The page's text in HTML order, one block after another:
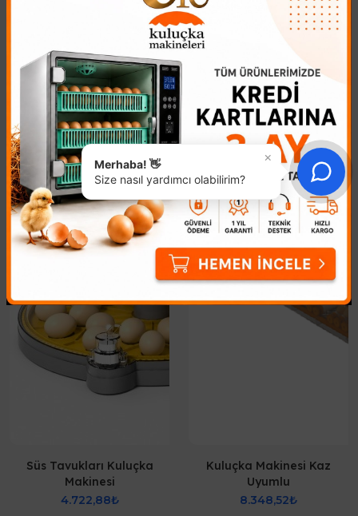
Su Şişesi Sibobu
231,37₺
Kuluçka Makinesi
Şamandırası
269,54₺
Süs Tavukları Kuluçka
Makinesi
4.722,88₺
Kuluçka Makinesi Kaz
Uyumlu
8.348,52₺
×
Merhaba! 👋
Size nasıl yardımcı olabilirim?